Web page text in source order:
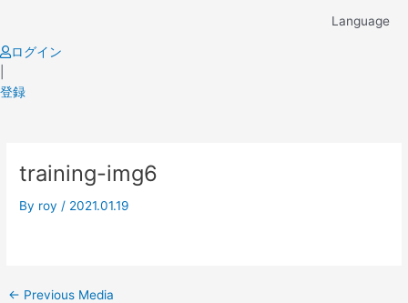
content
Language
ログイン
登録
training-img6
By roy / 2021.01.19
navigation
← Previous Media